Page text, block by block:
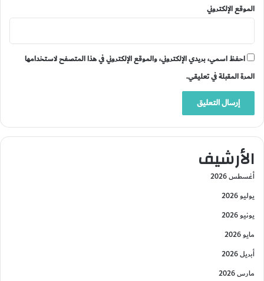
الموقع الإلكتروني
احفظ اسمي، بريدي الإلكتروني، والموقع الإلكتروني في هذا المتصفح لاستخدامها
المرة المقبلة في تعليقي.
الأرشيف
أغسطس 2026
يوليو 2026
يونيو 2026
مايو 2026
أبريل 2026
مارس 2026